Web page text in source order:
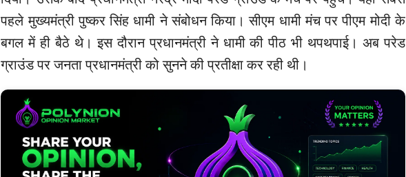
पहले मुख्यमंत्री पुष्कर सिंह धामी ने संबोधन किया। सीएम धामी मंच पर पीएम मोदी के
बगल में ही बैठे थे। इस दौरान प्रधानमंत्री ने धामी की पीठ भी थपथपाई। अब परेड
ग्राउंड पर जनता प्रधानमंत्री को सुनने की प्रतीक्षा कर रही थी।